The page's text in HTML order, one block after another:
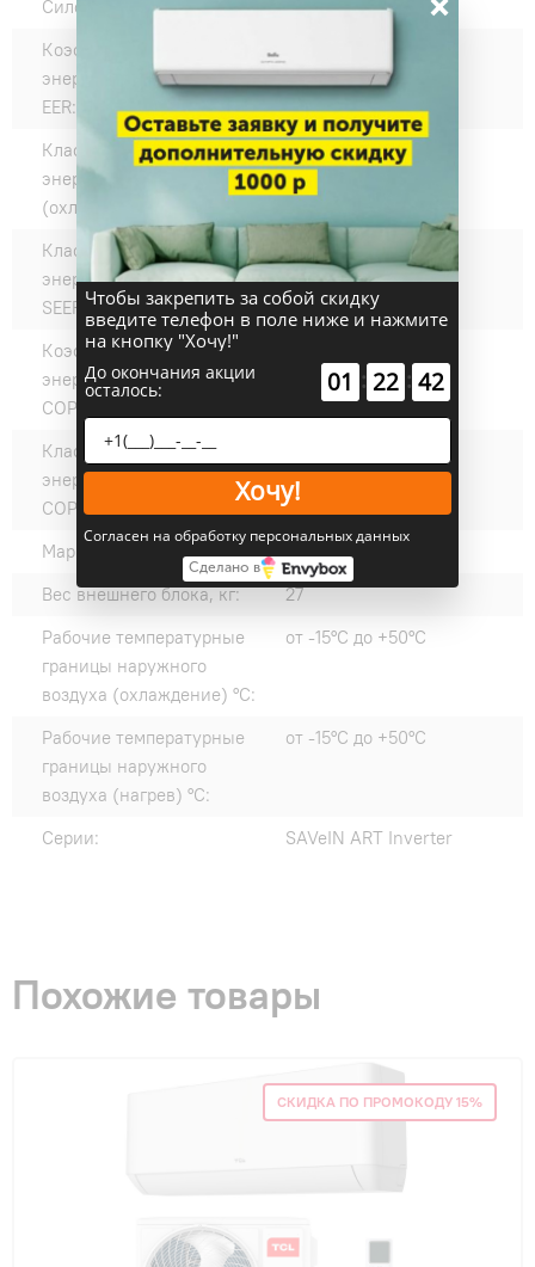
Силовой кабель, мм²:
3*1,5
Коэффициент
энергоэффективности
EER:
Класс
энергоэффективности EER
(охлаждение):
A
Класс
энергоэффективности
SEER:
A
Коэффициент
энергоэффективности
COP:
Класс
энергоэффективности
COP (нагрев):
Марка компрессора:
RECHI
Вес внешнего блока, кг:
27
Рабочие температурные
границы наружного
воздуха (охлаждение) °C:
от -15°C до +50°С
Рабочие температурные
границы наружного
воздуха (нагрев) °C:
от -15°C до +50°С
Серии: SAVeIN ART Inverter
Похожие товары
СКИДКА ПО ПРОМОКОДУ 15%
Чтобы закрепить за собой скидку
введите телефон в поле ниже и нажмите
на кнопку "Хочу!"
До окончания акции
осталось: 01 : 22 : 41
Хочу!
Согласен на обработку персональных данных
Сделано в